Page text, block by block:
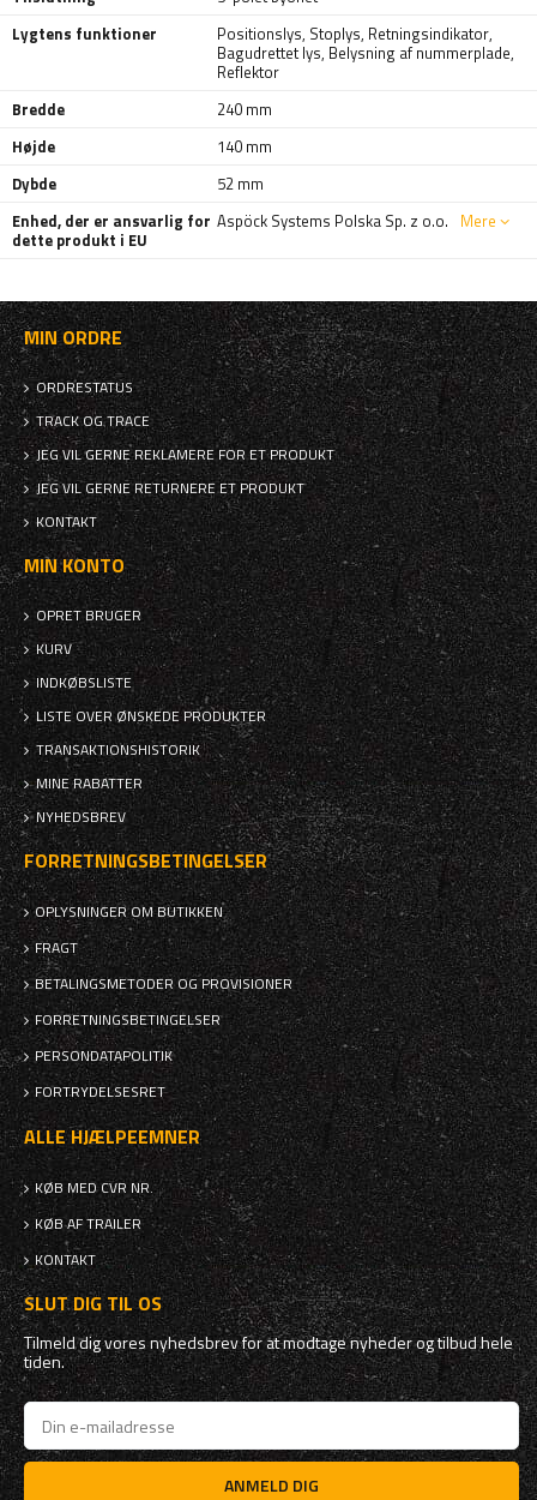
Lygtens funktioner
Positionslys, Stoplys, Retningsindikator,
Bagudrettet lys, Belysning af nummerplade,
Reflektor
Bredde
240 mm
Højde
140 mm
Dybde
52 mm
Enhed, der er ansvarlig for
dette produkt i EU
Aspöck Systems Polska Sp. z o.o. Mere
MIN ORDRE
ORDRESTATUS
TRACK OG TRACE
JEG VIL GERNE REKLAMERE FOR ET PRODUKT
JEG VIL GERNE RETURNERE ET PRODUKT
KONTAKT
MIN KONTO
OPRET BRUGER
KURV
INDKØBSLISTE
LISTE OVER ØNSKEDE PRODUKTER
TRANSAKTIONSHISTORIK
MINE RABATTER
NYHEDSBREV
FORRETNINGSBETINGELSER
OPLYSNINGER OM BUTIKKEN
FRAGT
BETALINGSMETODER OG PROVISIONER
FORRETNINGSBETINGELSER
PERSONDATAPOLITIK
FORTRYDELSESRET
ALLE HJÆLPEEMNER
KØB MED CVR NR.
KØB AF TRAILER
KONTAKT
SLUT DIG TIL OS
Tilmeld dig vores nyhedsbrev for at modtage nyheder og tilbud hele
tiden.
ANMELD DIG